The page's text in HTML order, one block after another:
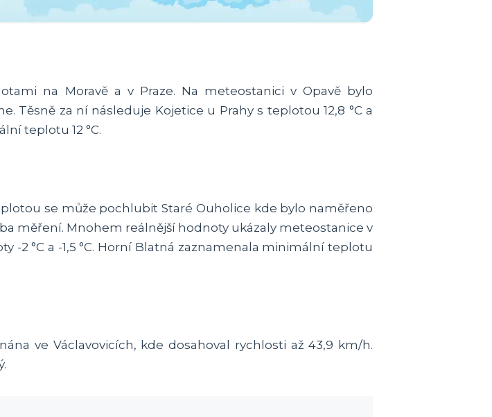
na Moravě a v Praze. Na meteostanici v Opavě bylo
Těsně za ní následuje Kojetice u Prahy s teplotou 12,8 °C a
teplotu 12 °C.
se může pochlubit Staré Ouholice kde bylo naměřeno
měření. Mnohem reálnější hodnoty ukázaly meteostanice v
-2 °C a -1,5 °C. Horní Blatná zaznamenala minimální teplotu
ve Václavovicích, kde dosahoval rychlosti až 43,9 km/h.